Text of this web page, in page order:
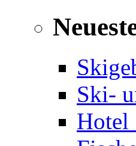
Ski-
Hotel